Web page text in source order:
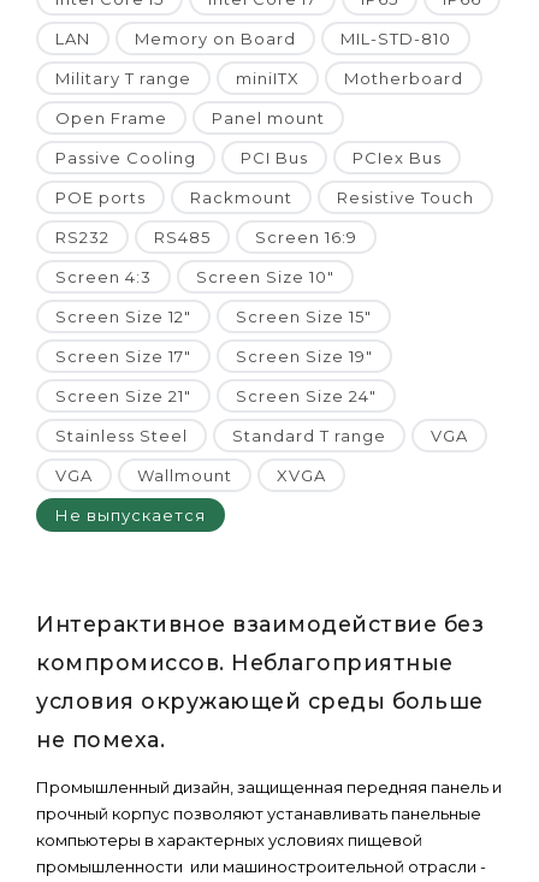
LAN Memory on Board MIL-STD-810
Military T range miniITX Motherboard
Open Frame Panel mount
Passive Cooling PCI Bus PCIex Bus
POE ports Rackmount Resistive Touch
RS232 RS485 Screen 16:9
Screen 4:3 Screen Size 10"
Screen Size 12" Screen Size 15"
Screen Size 17" Screen Size 19"
Screen Size 21" Screen Size 24"
Stainless Steel Standard T range VGA
VGA Wallmount XVGA
Не выпускается
Интерактивное взаимодействие без
компромиссов. Неблагоприятные
условия окружающей среды больше
не помеха.
Промышленный дизайн, защищенная передняя панель и
прочный корпус позволяют устанавливать панельные
компьютеры в характерных условиях пищевой
промышленности или машиностроительной отрасли -